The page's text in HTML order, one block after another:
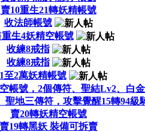
賣10重生21轉妖精帳號
收法師帳號
重生4妖精空帳號
收練8戒指
收練8戒指
至2萬妖精帳號
帳號，2個傳符、聖結Lv2、白
聖地三傳符，攻擊覺醒15轉94級
賣20轉妖精空帳號
賣19轉黑妖 裝備可拆賣